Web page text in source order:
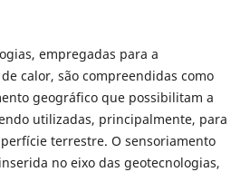
empregadas para a
calor, são compreendidas como
geográfico que possibilitam a
utilizadas, principalmente, para
terrestre. O sensoriamento
no eixo das geotecnologias,